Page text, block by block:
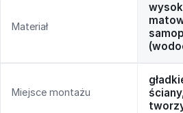
Materiał
Miejsce montażu